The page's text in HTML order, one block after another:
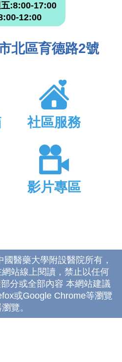
:8:00-17:00
12:00
北區育德路2號
社區服務
影片專區
醫藥大學附設醫院所有，
站線上閱讀，禁止以任何
分或全部內容 本網站建議
或Google Chrome等瀏覽
覽。